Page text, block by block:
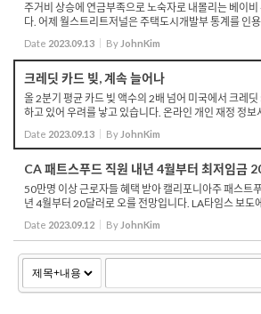
주거비 상승에 연금부족으로 노숙자로 내몰리는 베이비
다. 어제 월스트리트저널은 주택도시개발부 통계를 인
수용된 사람 가운데 51살 이상 비중이 16.5%였지만,
다고 보도했습니...
Date 2023.09.13 By JohnKim
크레딧 카드 빚, 계속 늘어나
올 2분기 평균 카드 빚 액수의 2배 넘어 미국에서 크레
하고 있어 우려를 낳고 있습니다. 온라인 개인 재정 정
인플레이션과 지속적인 금리인상 등으로 재정이 팍팍해
대한 의...
Date 2023.09.13 By JohnKim
CA 패트스푸드 직원 내년 4월부터 최저임금
50만명 이상 근로자들 혜택 받아 캘리포니아주 패스트
년 4월부터 20달러로 오를 전망입니다. LA타임스 보도
들과 노동계 사이 협상이 지난 주말 합의에 도달해 최저
로 했습니다. ...
Date 2023.09.12 By JohnKim